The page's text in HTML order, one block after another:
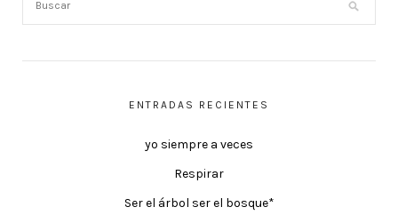
ENTRADAS RECIENTES
yo siempre a veces
Respirar
Ser el árbol ser el bosque*